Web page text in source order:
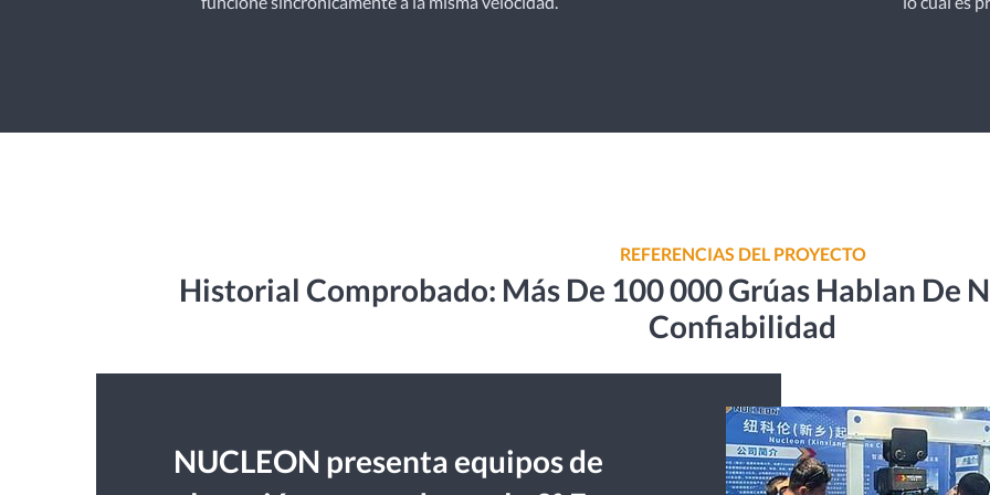
REFERENCIAS DEL PROYECTO
Historial Comprobado: Más De 100 000 Grúas Hablan De
Confiabilidad
NUCLEON presenta equipos de